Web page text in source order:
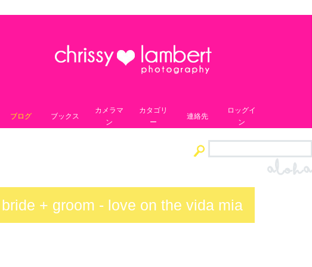
ブログ ブックス
カメラマ
ン
カタゴリ
ー
連絡先
ロッグイ
ン
+ groom - love on the vida mia